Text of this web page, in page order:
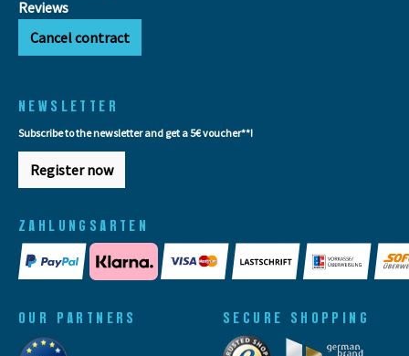
Reviews
Cancel contract
NEWSLETTER
Subscribe to the newsletter and get a 5€ voucher**!
Register now
ZAHLUNGSARTEN
OUR PARTNERS SECURE SHOPPING